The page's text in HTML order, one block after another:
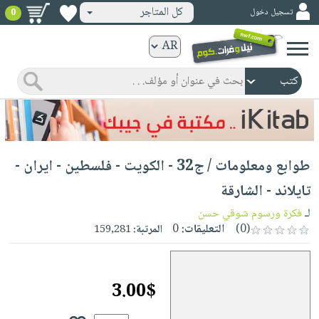
ورقية
المواضيع
صدر
حديثاً
الأكثر
مبيعاً
جوائز
شحن
مخفض
عروض
كتب
الكترونية
الرئيسية
صدر
حديثاً
الأكثر
مبيعاً
كتب
صوتية
الصفحة
الرئيسية
أطفال
تسجيل دخول كل المتاجر 0
طوابع ومعلومات / ج32 - الكويت - فلسطين - ايران -
تايلاند - الشارقة
لـفكرة ورسوم شوقي حسن
(0)
التعليقات:0 المرتبة:159,281
3.00$